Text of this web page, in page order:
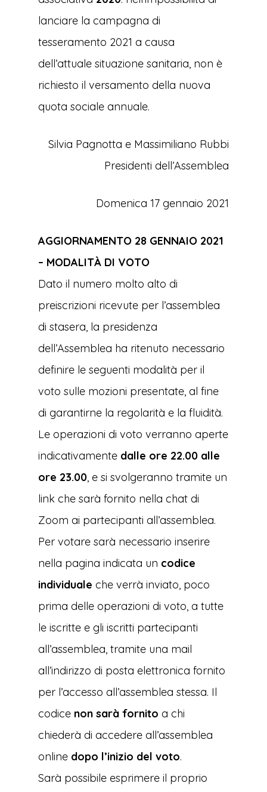
lanciare la campagna di
tesseramento 2021 a causa
dell’attuale situazione sanitaria, non è
richiesto il versamento della nuova
quota sociale annuale.
Silvia Pagnotta e Massimiliano Rubbi
Presidenti dell’Assemblea
Domenica 17 gennaio 2021
AGGIORNAMENTO 28 GENNAIO 2021
– MODALITÀ DI VOTO
Dato il numero molto alto di
preiscrizioni ricevute per l’assemblea
di stasera, la presidenza
dell’Assemblea ha ritenuto necessario
definire le seguenti modalità per il
voto sulle mozioni presentate, al fine
di garantirne la regolarità e la fluidità.
Le operazioni di voto verranno aperte
indicativamente dalle ore 22.00 alle
ore 23.00, e si svolgeranno tramite un
link che sarà fornito nella chat di
Zoom ai partecipanti all’assemblea.
Per votare sarà necessario inserire
nella pagina indicata un codice
individuale che verrà inviato, poco
prima delle operazioni di voto, a tutte
le iscritte e gli iscritti partecipanti
all’assemblea, tramite una mail
all’indirizzo di posta elettronica fornito
per l’accesso all’assemblea stessa. Il
codice non sarà fornito a chi
chiederà di accedere all’assemblea
online dopo l’inizio del voto.
Sarà possibile esprimere il proprio